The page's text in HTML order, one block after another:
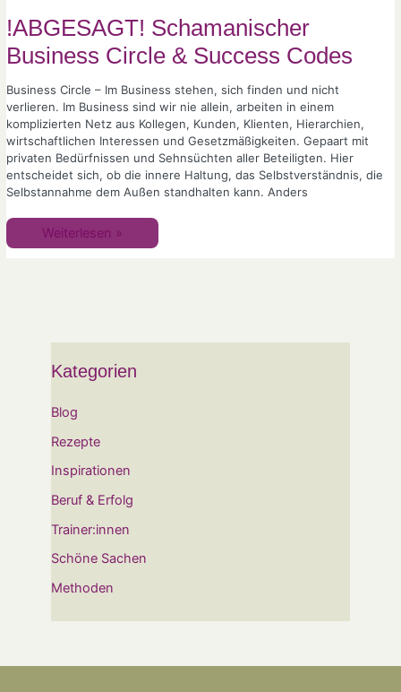
!ABGESAGT! Schamanischer
Business Circle & Success Codes
Business Circle – Im Business stehen, sich finden und nicht
verlieren. Im Business sind wir nie allein, arbeiten in einem
komplizierten Netz aus Kollegen, Kunden, Klienten, Hierarchien,
wirtschaftlichen Interessen und Gesetzmäßigkeiten. Gepaart mit
privaten Bedürfnissen und Sehnsüchten aller Beteiligten. Hier
entscheidet sich, ob die innere Haltung, das Selbstverständnis, die
Selbstannahme dem Außen standhalten kann. Anders
Circle
&
Success
Codes
Weiterlesen »
Kategorien
Blog
Rezepte
Inspirationen
Beruf & Erfolg
Trainer:innen
Schöne Sachen
Methoden